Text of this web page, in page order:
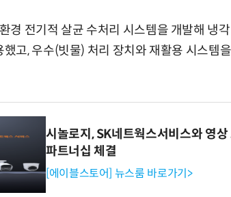
경 전기적 살균 수처리 시스템을 개발해 냉
고, 우수(빗물) 처리 장치와 재활용 시스템
시놀로지, SK네트웍스서비스와 영
파트너십 체결
[에이블스토어] 뉴스룸 바로가기>